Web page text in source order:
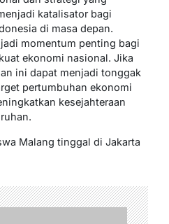
katalisator bagi
di masa depan.
momentum penting bagi
ekonomi nasional. Jika
ini dapat menjadi tonggak
pertumbuhan ekonomi
kesejahteraan
Malang tinggal di Jakarta